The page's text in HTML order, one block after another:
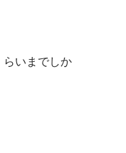
らいまでしか